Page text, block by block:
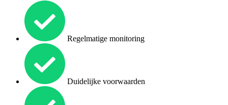
Regelmatige monitoring
Duidelijke voorwaarden